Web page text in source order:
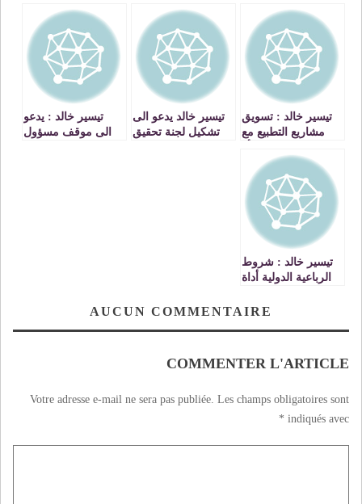
تيسير خالد : تسويق
مشاريع التطبيع مع
مجانية لسياسة
العدوان والاستيطان
تيسير خالد يدعو الى
تشكيل لجنة تحقيق
تيسير خالد : يدعو
الى موقف مسؤول
تيسير خالد : شروط
الرباعية الدولية أداة
AUCUN COMMENTAIRE
COMMENTER L'ARTICLE
Votre adresse e-mail ne sera pas publiée. Les champs obligatoires sont
indiqués avec
*